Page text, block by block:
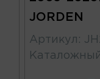
JORDEN
Артикул :